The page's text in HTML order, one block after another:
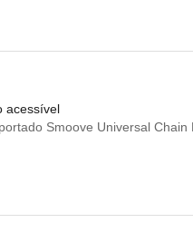
acessível
Smoove Universal Chain